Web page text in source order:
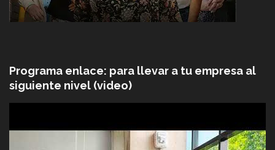
Programa enlace: para llevar a tu empresa al
siguiente nivel (video)